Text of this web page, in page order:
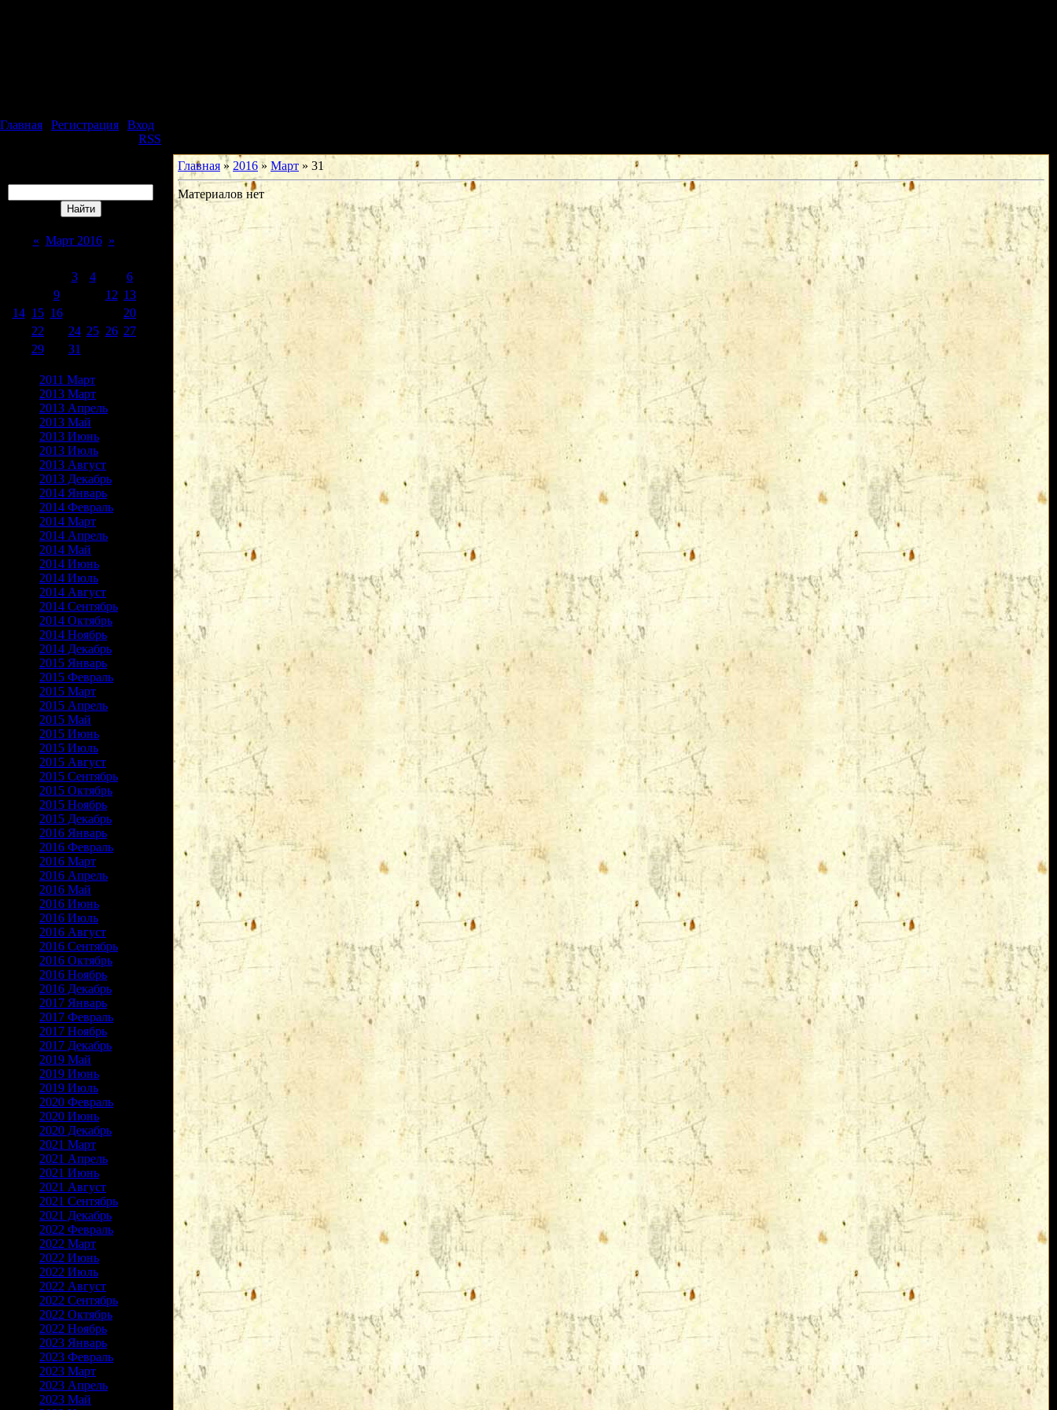
Главная Регистрация
Вход
RSS
« Март 2016 »
3 4
6
9 12 13
14 15 16
20
22 24 25 26 27
29
31
2011 Март
2013 Март
2013 Апрель
2013 Май
2013 Июнь
2013 Июль
2013 Август
2013 Декабрь
2014 Январь
2014 Февраль
2014 Март
2014 Апрель
2014 Май
2014 Июнь
2014 Июль
2014 Август
2014 Сентябрь
2014 Октябрь
2014 Ноябрь
2014 Декабрь
2015 Январь
2015 Февраль
2015 Март
2015 Апрель
2015 Май
2015 Июнь
2015 Июль
2015 Август
2015 Сентябрь
2015 Октябрь
2015 Ноябрь
2015 Декабрь
2016 Январь
2016 Февраль
2016 Март
2016 Апрель
2016 Май
2016 Июнь
2016 Июль
2016 Август
2016 Сентябрь
2016 Октябрь
2016 Ноябрь
2016 Декабрь
2017 Январь
2017 Февраль
2017 Ноябрь
2017 Декабрь
2019 Май
2019 Июнь
2019 Июль
2020 Февраль
2020 Июнь
2020 Декабрь
2021 Март
2021 Апрель
2021 Июнь
2021 Август
2021 Сентябрь
2021 Декабрь
2022 Февраль
2022 Март
2022 Июнь
2022 Июль
2022 Август
2022 Сентябрь
2022 Октябрь
2022 Ноябрь
2023 Январь
2023 Февраль
2023 Март
2023 Апрель
2023 Май
Главная » 2016 » Март » 31
Материалов нет